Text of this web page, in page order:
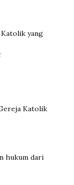
Katolik yang
Katolik
hukum dari